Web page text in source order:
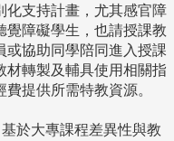
化支持計畫，尤其感官障
覺障礙學生，也請授課教
或協助同學陪同進入授課
材轉製及輔具使用相關指
提供所需特教資源。
於大專課程差異性與教